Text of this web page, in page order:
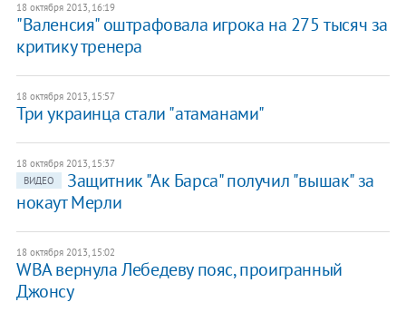
18 октября 2013, 16:19
"Валенсия" оштрафовала игрока на 275 тысяч за
критику тренера
18 октября 2013, 15:57
Три украинца стали "атаманами"
18 октября 2013, 15:37
ВИДЕО
Защитник "Ак Барса" получил "вышак" за
нокаут Мерли
18 октября 2013, 15:02
WBA вернула Лебедеву пояс, проигранный
Джонсу